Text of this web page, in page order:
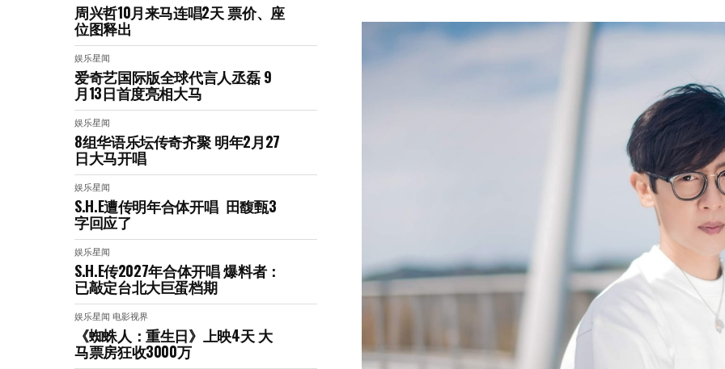
周兴哲10月来马连唱2天 票价、座
位图释出
娱乐星闻
爱奇艺国际版全球代言人丞磊 9
月13日首度亮相大马
娱乐星闻
8组华语乐坛传奇⻬聚 明年2月27
日大马开唱
娱乐星闻
S.H.E遭传明年合体开唱 田馥甄3
字回应了
娱乐星闻
S.H.E传2027年合体开唱 爆料者：
已敲定台北大巨蛋档期
娱乐星闻 电影视界
《蜘蛛人：重生日》上映4天 大
马票房狂收3000万